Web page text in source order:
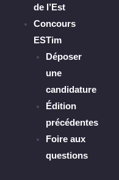
de l’Est
Concours
ESTim
Déposer
une
candidature
Édition
précédentes
Foire aux
questions